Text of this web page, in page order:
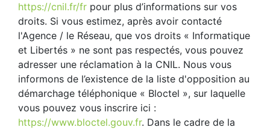
https://cnil.fr/fr pour plus d’informations sur vos
droits. Si vous estimez, après avoir contacté
l'Agence / le Réseau, que vos droits « Informatique
et Libertés » ne sont pas respectés, vous pouvez
adresser une réclamation à la CNIL. Nous vous
informons de l’existence de la liste d'opposition au
démarchage téléphonique « Bloctel », sur laquelle
vous pouvez vous inscrire ici :
https://www.bloctel.gouv.fr. Dans le cadre de la